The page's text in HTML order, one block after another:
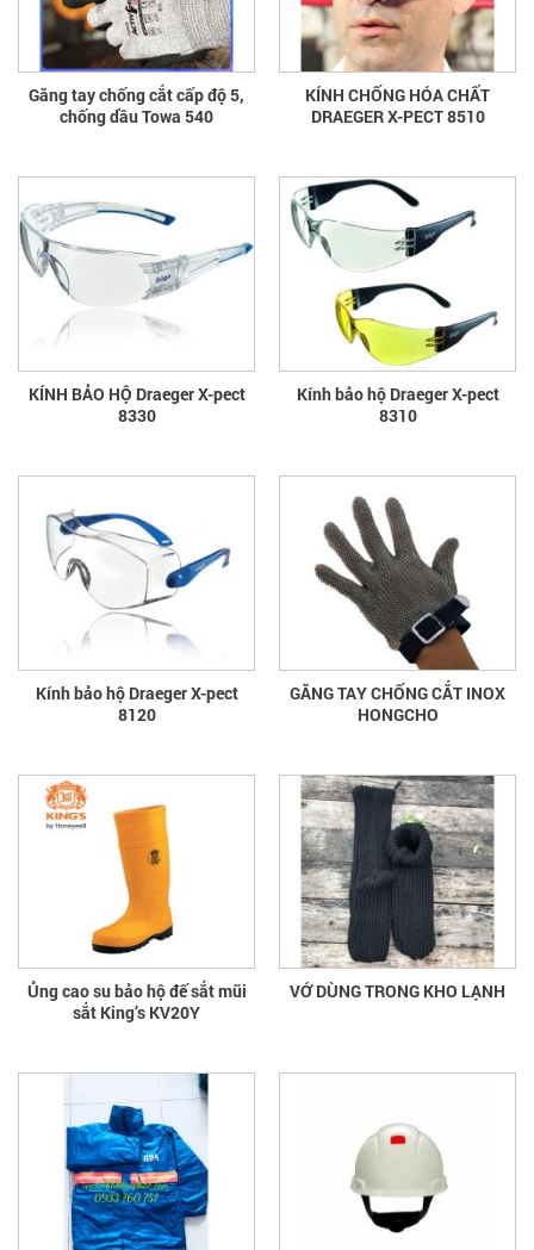
Găng tay chống cắt cấp độ 5,
chống dầu Towa 540
KÍNH CHỐNG HÓA CHẤT
DRAEGER X-PECT 8510
KÍNH BẢO HỘ Draeger X-pect
8330
Kính bảo hộ Draeger X-pect
8310
Kính bảo hộ Draeger X-pect
8120
GĂNG TAY CHỐNG CẮT INOX
HONGCHO
Ủng cao su bảo hộ đế sắt mũi
sắt King’s KV20Y
VỚ DÙNG TRONG KHO LẠNH